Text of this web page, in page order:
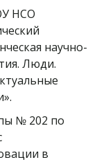
НСО
научно-
Люди.
№ 202 по
в